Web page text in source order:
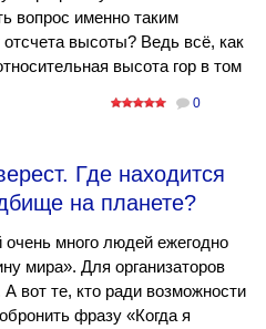
вопрос именно таким
высоты? Ведь всё, как
высота гор в том
0
Где находится
на планете?
много людей ежегодно
мира». Для организаторов
вот те, кто ради возможности
фразу «Когда я